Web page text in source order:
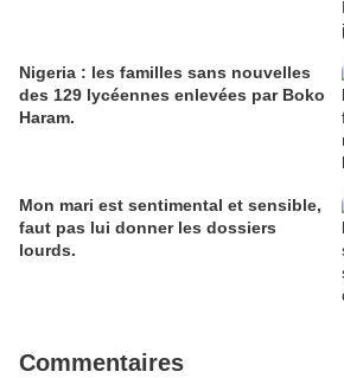
Nigeria : les familles sans nouvelles
des 129 lycéennes enlevées par Boko
Haram.
Mon mari est sentimental et sensible,
faut pas lui donner les dossiers
lourds.
Commentaires